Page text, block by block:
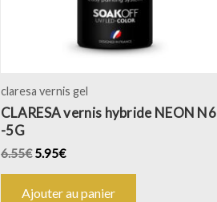
claresa vernis gel
CLARESA vernis hybride NEON N6
-5G
6.55€ 5.95€
Ajouter au panier